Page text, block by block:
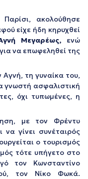
ακολούθησε
είχε ήδη κηρυχθεί
Μεγαρέως, ενώ
να επωφεληθεί της
τη γυναίκα του,
γνωστή ασφαλιστική
όχι τυπωμένες, η
με τον Φρέντυ
γίνει συνέταιρός
ο τουρισμός
τότε υπήγετο στο
τον Κωνσταντίνο
τον Νίκο Φωκά.